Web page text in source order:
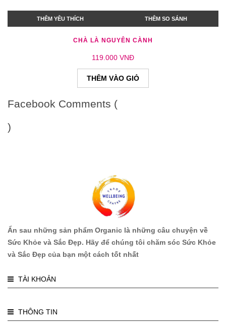
THÊM YÊU THÍCH THÊM SO SÁNH
CHÀ LÀ NGUYÊN CÀNH
119.000 VNĐ
THÊM VÀO GIỎ
Facebook Comments (
)
Ẩn sau những sản phẩm Organic là những câu chuyện về
Sức Khỏe và Sắc Đẹp. Hãy để chúng tôi chăm sóc Sức Khỏe
và Sắc Đẹp của bạn một cách tốt nhất
TÀI KHOẢN
THÔNG TIN